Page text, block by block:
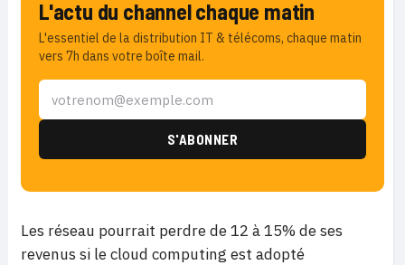
L'actu du channel chaque matin
L'essentiel de la distribution IT & télécoms, chaque matin
vers 7h dans votre boîte mail.
Les réseau pourrait perdre de 12 à 15% de ses
revenus si le cloud computing est adopté